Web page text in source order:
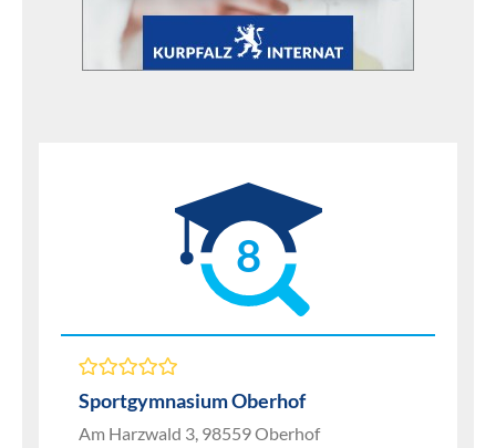
8
Sportgymnasium Oberhof
Am Harzwald 3, 98559 Oberhof